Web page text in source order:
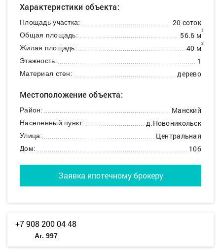
Характеристики объекта:
Площадь участка: 20 соток
Общая площадь: 56.6 м2
Жилая площадь: 40 м2
Этажность: 1
Материал стен: дерево
Местоположение объекта:
Район: Манский
Населенный пункт: д.Новоникольск
Улица: Центральная
Дом: 10б
Заявка ипотечному брокеру
+7 908 200 04 48
Аг. 997